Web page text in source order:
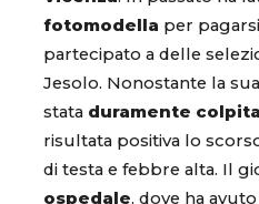
fotomodella per
partecipato a delle
Jesolo. Nonostante la
stata duramente
risultata positiva lo
di testa e febbre alta. Il
ospedale, dove ha